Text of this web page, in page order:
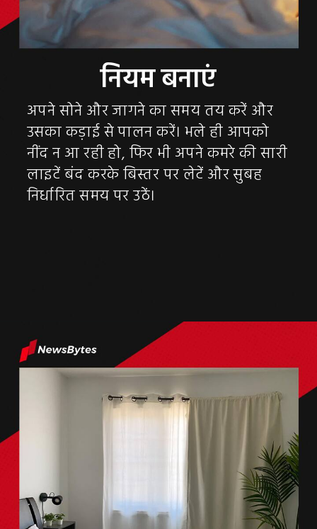
नियम बनाएं
अपने सोने और जागने का समय तय करें और
उसका कड़ाई से पालन करें। भले ही आपको
नींद न आ रही हो, फिर भी अपने कमरे की सारी
लाइटें बंद करके बिस्तर पर लेटें और सुबह